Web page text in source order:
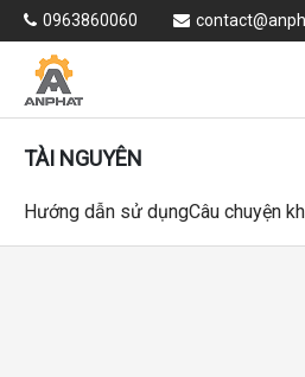
0963860060
TÀI NGUYÊN
Hướng dẫn sử dụngCâu chuyện